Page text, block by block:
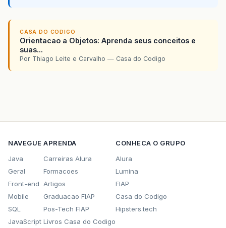
CASA DO CODIGO
Orientacao a Objetos: Aprenda seus conceitos e
suas...
Por Thiago Leite e Carvalho — Casa do Codigo
NAVEGUE
Java
Geral
Front-end
Mobile
SQL
JavaScript
APRENDA
Carreiras Alura
Formacoes
Artigos
Graduacao FIAP
Pos-Tech FIAP
Livros Casa do Codigo
CONHECA O GRUPO
Alura
Lumina
FIAP
Casa do Codigo
Hipsters.tech